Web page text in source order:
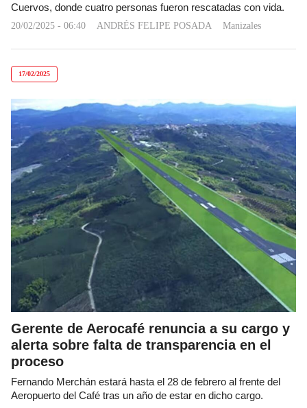
Cuervos, donde cuatro personas fueron rescatadas con vida.
20/02/2025 - 06:40 ANDRÉS FELIPE POSADA Manizales
17/02/2025
Gerente de Aerocafé renuncia a su cargo y
alerta sobre falta de transparencia en el
proceso
Fernando Merchán estará hasta el 28 de febrero al frente del
Aeropuerto del Café tras un año de estar en dicho cargo.